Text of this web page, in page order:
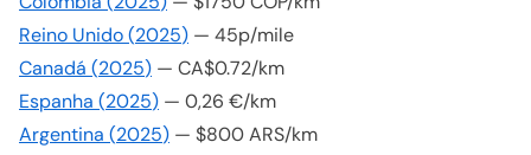
Reino Unido(2025) — 45p/mile
Canadá (2025) — CA$0.72/km
Espanha (2025) — 0,26 €/km
Argentina (2025) — $800 ARS/km